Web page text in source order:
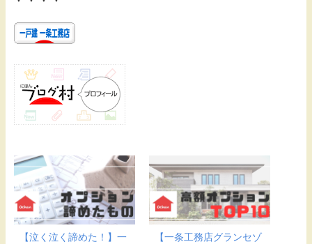
【泣く泣く諦めた！】一
【一条工務店グランセゾ